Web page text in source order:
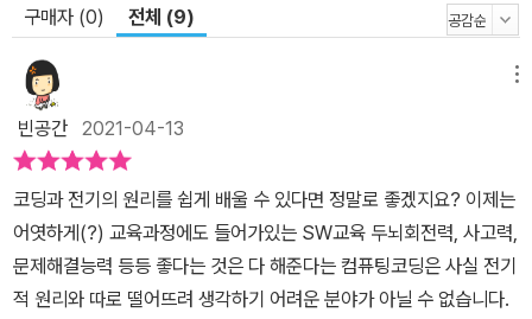
구매자 (0) 전체 (9)
빈공간 2021-04-13
코딩과 전기의 원리를 쉽게 배울 수 있다면 정말로 좋겠지요? 이제는
어엿하게(?) 교육과정에도 들어가있는 SW교육 두뇌회전력, 사고력,
문제해결능력 등등 좋다는 것은 다 해준다는 컴퓨팅코딩은 사실 전기
적 원리와 따로 떨어뜨려 생각하기 어려운 분야가 아닐 수 없습니다. ​ ​